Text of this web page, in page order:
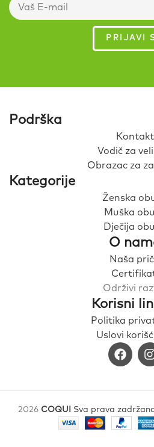
Podrška
Kontakt
Vodič za
Obrazac za
Kategorije
Ženska
Muška
Dječija
O
Naša
Održivi
Korisni
Politika
Uslovi
2026 COQUI Sva prava